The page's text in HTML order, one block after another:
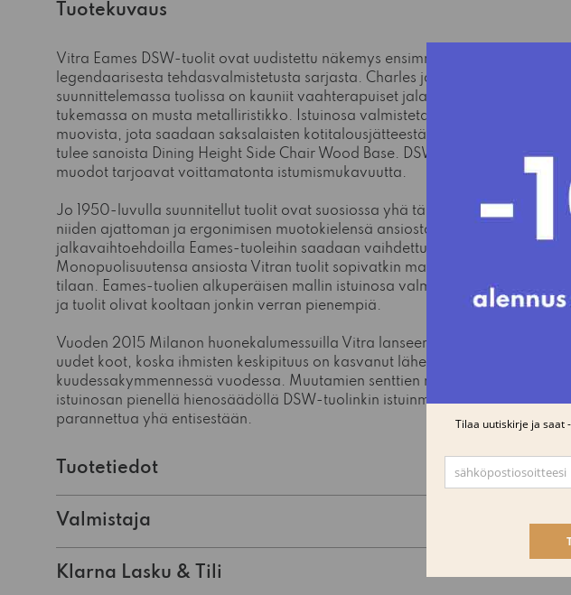
Tuotekuvaus
Vitra Eames DSW-tuolit ovat uudistettu näkemys ensimmäisestä
legendaarisesta tehdasvalmistetusta sarjasta. Charles ja Ray Eamesin
suunnittelemassa tuolissa on kauniit vaahterapuiset jalat, joiden välissä
tukemassa on musta metalliristikko.
Istuinosa valmistetaan
muovista, jota saadaan saksalaisten kotitalousjätteestä
tulee sanoista Dining Height Side Chair Wood Base. DSW-tuolin tutut
muodot tarjoavat voittamatonta istumismukavuutta.
Jo 1950-luvulla suunnitellut tuolit ovat suosiossa yhä tänä päivänäkin
niiden ajattoman ja ergonimisen muotokielensä ansiosta. Erilaisilla
jalkavaihtoehdoilla Eames-tuoleihin saadaan vaihdettua ilmettä.
Monopuolisuutensa ansiosta Vitran tuolit sopivatkin mainiosti moneen
tilaan. Eames-tuolien alkuperäisen mallin istuinosa valmistettiin lasikuidusta
ja tuolit olivat kooltaan jonkin verran pienempiä.
Vuoden 2015 Milanon huonekalumessuilla Vitra lanseerasi Eames-tuoleista
uudet koot, koska ihmisten keskipituus on kasvanut lähes 10 cm
kuudessakymmennessä vuodessa. Muutamien senttien muutoksilla ja
istuinosan pienellä hienosäädöllä DSW-tuolinkin istuinmukavuutta saatiin
parannettua yhä entisestään.
Tuotetiedot
Valmistaja
Klarna Lasku & Tili